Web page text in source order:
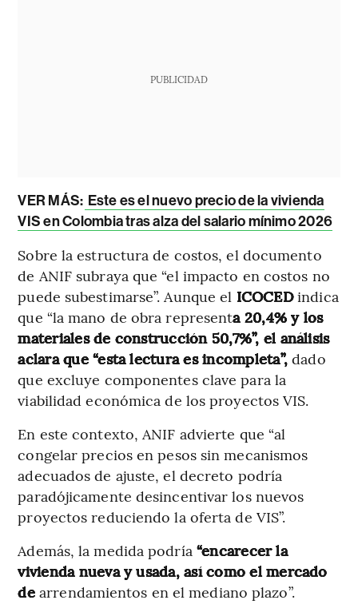
PUBLICIDAD
VER MÁS: Este es el nuevo precio de la vivienda
VIS en Colombia tras alza del salario mínimo 2026
Sobre la estructura de costos, el documento
de ANIF subraya que “el impacto en costos no
puede subestimarse”. Aunque el ICOCEDindica
que “la mano de obra representa 20,4% y los
materiales de construcción 50,7%”, el análisis
aclara que “esta lectura es incompleta”,dado
que excluye componentes clave para la
viabilidad económica de los proyectos VIS.
En este contexto, ANIF advierte que “al
congelar precios en pesos sin mecanismos
adecuados de ajuste, el decreto podría
paradójicamente desincentivar los nuevos
proyectos reduciendo la oferta de VIS”.
Además, la medida podría “encarecer la
vivienda nueva y usada, así como el mercado
dearrendamientos en el mediano plazo”.